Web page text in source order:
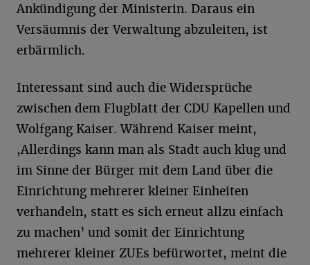
Ankündigung der Ministerin. Daraus ein
Versäumnis der Verwaltung abzuleiten, ist
erbärmlich.
Interessant sind auch die Widersprüche
zwischen dem Flugblatt der CDU Kapellen und
Wolfgang Kaiser. Während Kaiser meint,
,Allerdings kann man als Stadt auch klug und
im Sinne der Bürger mit dem Land über die
Einrichtung mehrerer kleiner Einheiten
verhandeln, statt es sich erneut allzu einfach
zu machen’ und somit der Einrichtung
mehrerer kleiner ZUEs befürwortet, meint die